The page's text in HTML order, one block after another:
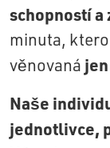
schopností
minuta,
věnovaná
Naše
jednotlivce,